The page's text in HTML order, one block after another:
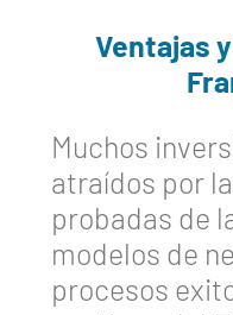
Ventajas
Muchos
atraídos por
probadas de
modelos de
procesos